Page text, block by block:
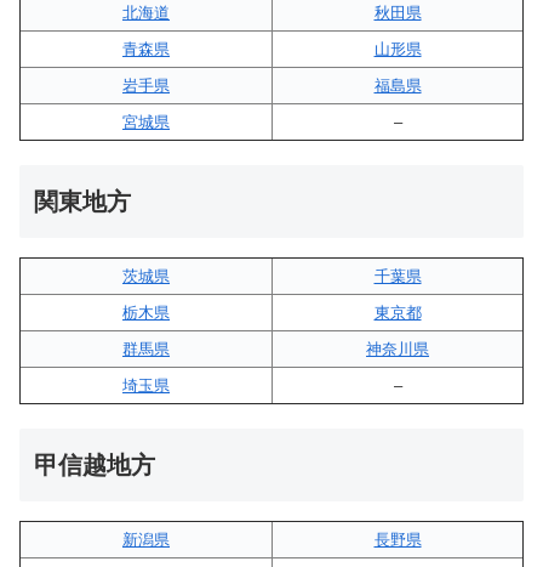
北海道
秋田県
青森県
山形県
岩手県
福島県
宮城県
–
関東地方
茨城県
千葉県
栃木県
東京都
群馬県
神奈川県
埼玉県
–
甲信越地方
新潟県
長野県